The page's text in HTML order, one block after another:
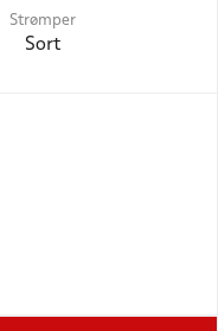
Strømper
Sort